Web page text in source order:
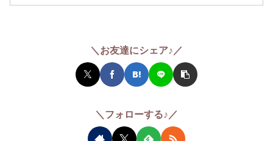
＼お友達にシェア♪／
＼フォローする♪／